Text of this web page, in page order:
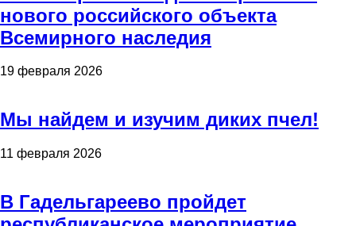
нового российского объекта
Всемирного наследия
19 февраля 2026
Мы найдем и изучим диких пчел!
11 февраля 2026
В Гадельгареево пройдет